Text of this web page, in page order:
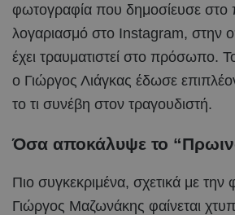
φωτογραφία που δημοσίευσε στο
λογαριασμό στο Instagram, στην
έχει τραυματιστεί στο πρόσωπο.
ο Γιώργος Λιάγκας έδωσε
το τι συνέβη στον τραγουδιστή.
Όσα αποκάλυψε το
Πιο συγκεκριμένα, σχετικά με
Γιώργος Μαζωνάκης φαίνεται